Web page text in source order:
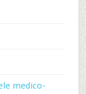
medico-